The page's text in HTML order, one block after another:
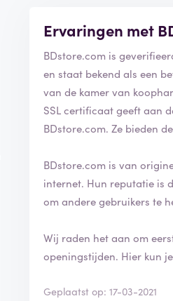
Ervaringen met
BDstore.com is
en staat bekend als een
van de kamer van
SSL certificaat geeft aan
BDstore.com. Ze bieden
BDstore.com is van
internet. Hun reputatie is
om andere gebruikers te
Wij raden het aan om
openingstijden. Hier kun
Geplaatst op: 17-03-2021